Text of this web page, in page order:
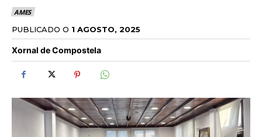
AMES
PUBLICADO O 1 AGOSTO, 2025
Xornal de Compostela